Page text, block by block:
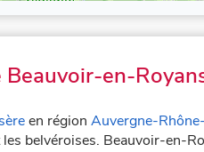
en-
en région Auvergne-
belvéroises. Beauvoir-en-